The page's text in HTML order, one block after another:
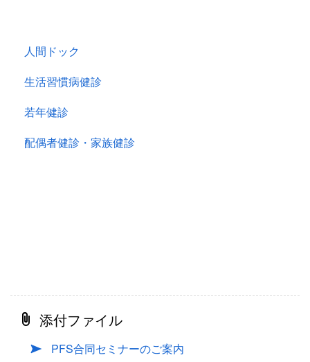
人間ドック
生活習慣病健診
若年健診
配偶者健診・家族健診
添付ファイル
PFS合同セミナーのご案内